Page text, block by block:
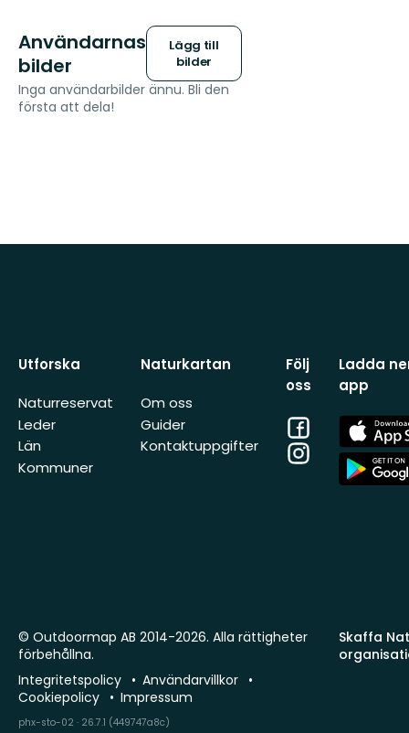
Användarnas
bilder
Lägg till
bilder
Inga användarbilder ännu. Bli den
första att dela!
Utforska
Naturreservat
Leder
Län
Kommuner
Naturkartan
Om oss
Guider
Kontaktuppgifter
Följ
oss
Facebook
Instagram
Ladda
app
App
Store
App
Store
Skaffa
© Outdoormap AB 2014-2026. Alla rättigheter
förbehållna.
Integritetspolicy
Användarvillkor
Cookiepolicy
Impressum
phx-sto-02 · 26.7.1 (449747a8c)